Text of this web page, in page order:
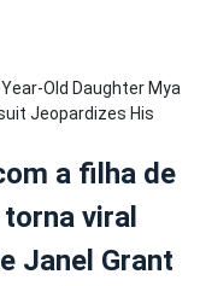
a filha de
viral
Janel Grant